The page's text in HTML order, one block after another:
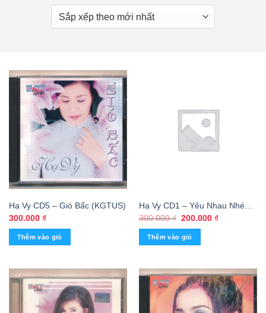
Hạ Vy CD5 – Gió Bấc (KGTUS)
300.000 ₫
Thêm vào giỏ
Hạ Vy CD1 – Yêu Nhau Nhé
Anh (Taiwan, Trầy) KGTUS
300.000₫ Giá
là:
300.000 ₫.
200.000 ₫Giá
Thêm vào giỏ